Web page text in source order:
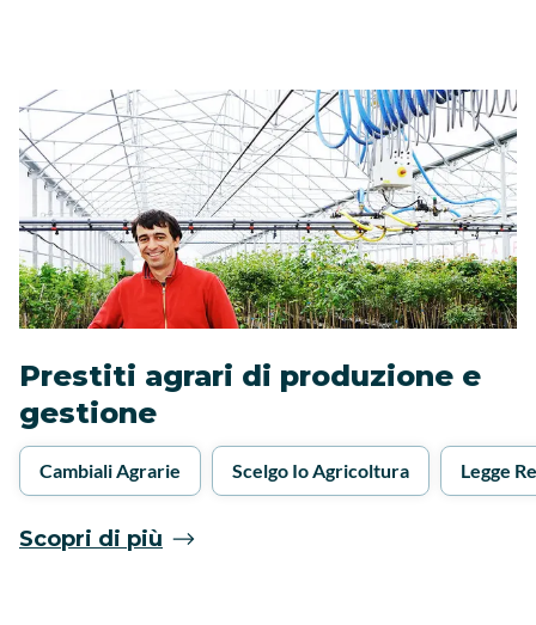
Prestiti agrari di produzione e
gestione
Cambiali Agrarie Scelgo Io Agricoltura Legge
Scopri di più